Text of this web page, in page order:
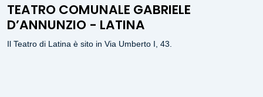
TEATRO COMUNALE GABRIELE
D’ANNUNZIO - LATINA
Il Teatro di Latina è sito in Via Umberto I, 43.